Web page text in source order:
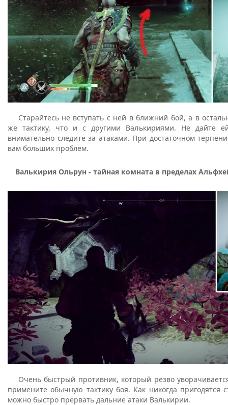
Старайтесь не вступать с ней в ближний бой, а в
же тактику, что и с другими Валькириями. Не дайте
внимательно следите за атаками. При достаточном
вам больших проблем.
Валькирия Ольрун - тайная комната в пределах
Очень быстрый противник, который резво
примените обычную тактику боя. Как никогда пригодятся
можно быстро прервать дальние атаки Валькирии.